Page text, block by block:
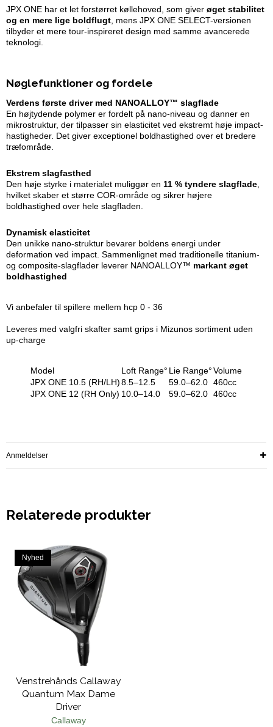
JPX ONE har et let forstørret køllehoved, som giver øget stabilitet
og en mere lige boldflugt, mens JPX ONE SELECT-versionen
tilbyder et mere tour-inspireret design med samme avancerede
teknologi.
Nøglefunktioner og fordele
Verdens første driver med NANOALLOY™ slagflade
En højtydende polymer er fordelt på nano-niveau og danner en
mikrostruktur, der tilpasser sin elasticitet ved ekstremt høje impact-
hastigheder. Det giver exceptionel boldhastighed over et bredere
træfområde.
Ekstrem slagfasthed
Den høje styrke i materialet muliggør en 11 % tyndere slagflade,
hvilket skaber et større COR-område og sikrer højere
boldhastighed over hele slagfladen.
Dynamisk elasticitet
Den unikke nano-struktur bevarer boldens energi under
deformation ved impact. Sammenlignet med traditionelle titanium-
og composite-slagflader leverer NANOALLOY™ markant øget
boldhastighed
Vi anbefaler til spillere mellem hcp 0 - 36
Leveres med valgfri skafter samt grips i Mizunos sortiment uden
up-charge
Model Loft Range° Lie Range°Volume
JPX ONE 10.5 (RH/LH)8.5–12.5 59.0–62.0 460cc
JPX ONE 12 (RH Only) 10.0–14.0 59.0–62.0 460cc
Anmeldelser
Relaterede produkter
Nyhed
Venstrehånds Callaway
Quantum Max Dame
Driver
Callaway